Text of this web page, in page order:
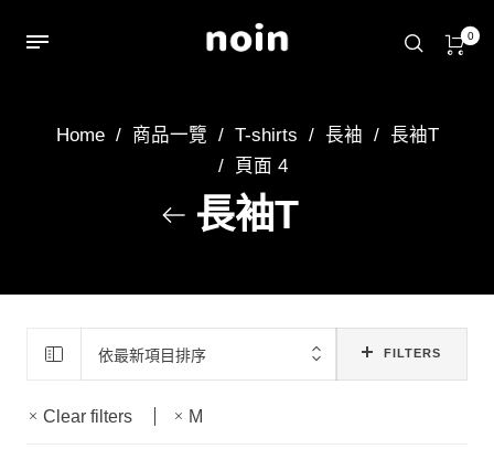
0
Home / 商品一覽 / T-shirts / 長袖 / 長袖T
/
頁面 4
長袖T
依最新項目排序 FILTERS
Clear filters M